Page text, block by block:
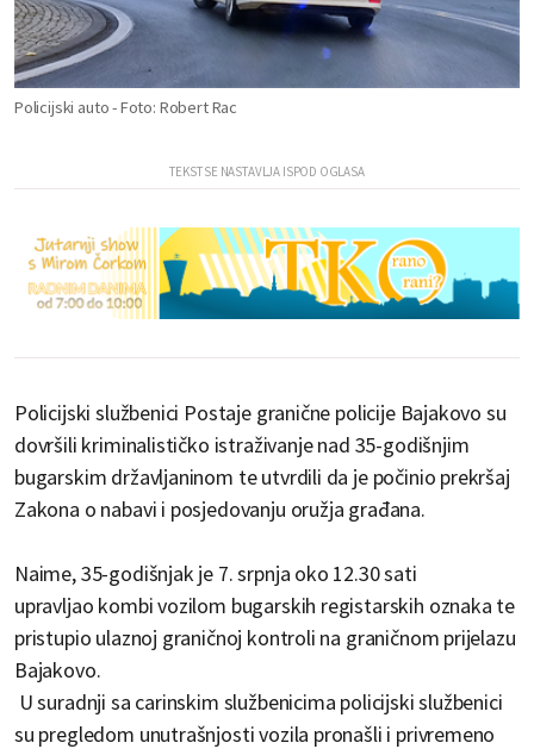
Policijski auto - Foto: Robert Rac
Policijski službenici Postaje granične policije Bajakovo su
dovršili kriminalističko istraživanje nad 35-godišnjim
bugarskim državljaninom te utvrdili da je počinio prekršaj
Zakona o nabavi i posjedovanju oružja građana.
Naime, 35-godišnjak je 7. srpnja oko 12.30 sati
upravljao kombi vozilom bugarskih registarskih oznaka te
pristupio ulaznoj graničnoj kontroli na graničnom prijelazu
Bajakovo.
U suradnji sa carinskim službenicima policijski službenici
su pregledom unutrašnjosti vozila pronašli i privremeno